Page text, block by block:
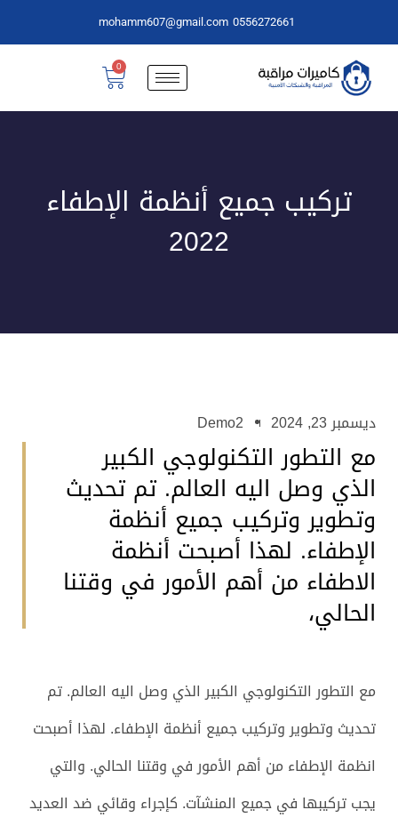
0556272661
mohamm607@gmail.com
0
تركيب جميع أنظمة الإطفاء
2022
ديسمبر 23, 2024 Demo2
مع التطور التكنولوجي الكبير
الذي وصل اليه العالم. تم تحديث
وتطوير وتركيب جميع أنظمة
الإطفاء. لهذا أصبحت أنظمة
الاطفاء من أهم الأمور في وقتنا
الحالي،
مع التطور التكنولوجي الكبير الذي وصل اليه العالم. تم
تحديث وتطوير وتركيب جميع أنظمة الإطفاء. لهذا أصبحت
انظمة الإطفاء من أهم الأمور في وقتنا الحالي. والتي
يجب تركيبها في جميع المنشآت. كإجراء وقائي ضد العديد